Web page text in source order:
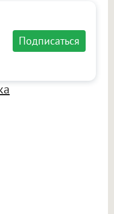
Подписаться